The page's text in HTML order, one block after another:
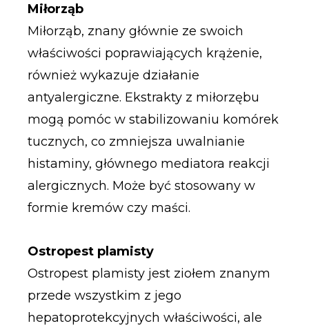
Miłorząb
Miłorząb, znany głównie ze swoich
właściwości poprawiających krążenie,
również wykazuje działanie
antyalergiczne. Ekstrakty z miłorzębu
mogą pomóc w stabilizowaniu komórek
tucznych, co zmniejsza uwalnianie
histaminy, głównego mediatora reakcji
alergicznych. Może być stosowany w
formie kremów czy maści.
Ostropest plamisty
Ostropest plamisty jest ziołem znanym
przede wszystkim z jego
hepatoprotekcyjnych właściwości, ale